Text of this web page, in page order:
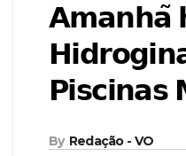
𝗔𝗺𝗮𝗻𝗵𝗮̃
𝗣𝗶𝘀𝗰𝗶𝗻𝗮𝘀
By Redação - VO